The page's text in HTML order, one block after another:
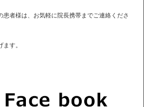
患者様は、お気軽に院長携帯までご連絡くださ
す。